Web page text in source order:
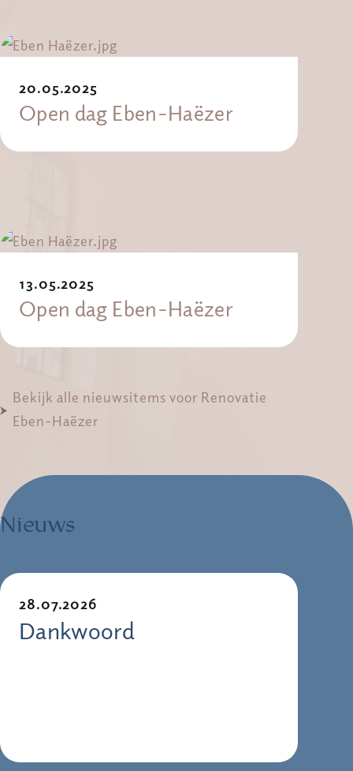
20.05.2025
Open dag Eben-Haëzer
13.05.2025
Open dag Eben-Haëzer
Bekijk alle nieuwsitems voor Renovatie
Eben-Haëzer
Nieuws
28.07.2026
Dankwoord